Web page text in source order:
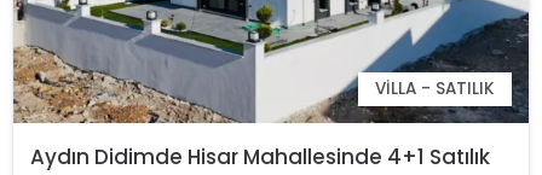
VILLA - SATILIK
Aydın Didimde Hisar Mahallesinde 4+1 Satılık